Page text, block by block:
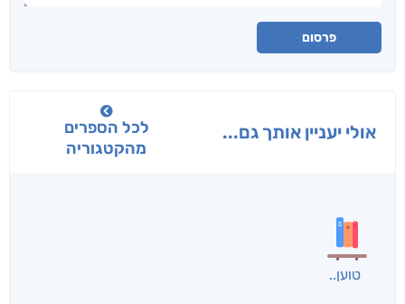
פרסום
אולי יעניין אותך גם...
לכל הספרים
מהקטגוריה